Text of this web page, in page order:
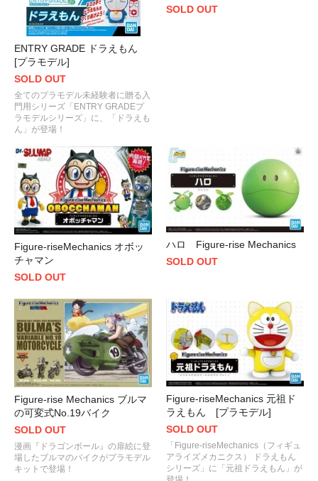
ENTRY GRADE ドラえもん
[プラモデル]
SOLD OUT
全てのプラモデル未経験者に贈る入
門用シリーズ「ENTRY GRADEプ
ラモデルシリーズ」に、「ドラえも
ん」が登場！
SOLD OUT
Figure-riseMechanics オボッ
チャマン
SOLD OUT
ハロ Figure-rise Mechanics
SOLD OUT
Figure-rise Mechanics ブルマ
の可変式No.19バイク
SOLD OUT
漫画『ドラゴンボール』の扉絵に登
場したブルマのバイクがプラモデル
キットで登場！
Figure-riseMechanics 元祖ド
ラえもん [プラモデル]
SOLD OUT
「Figure-riseMechanics（フィギュ
アライズメカニクス） ドラえもん
シリーズ」に「元祖ドラえもん」が